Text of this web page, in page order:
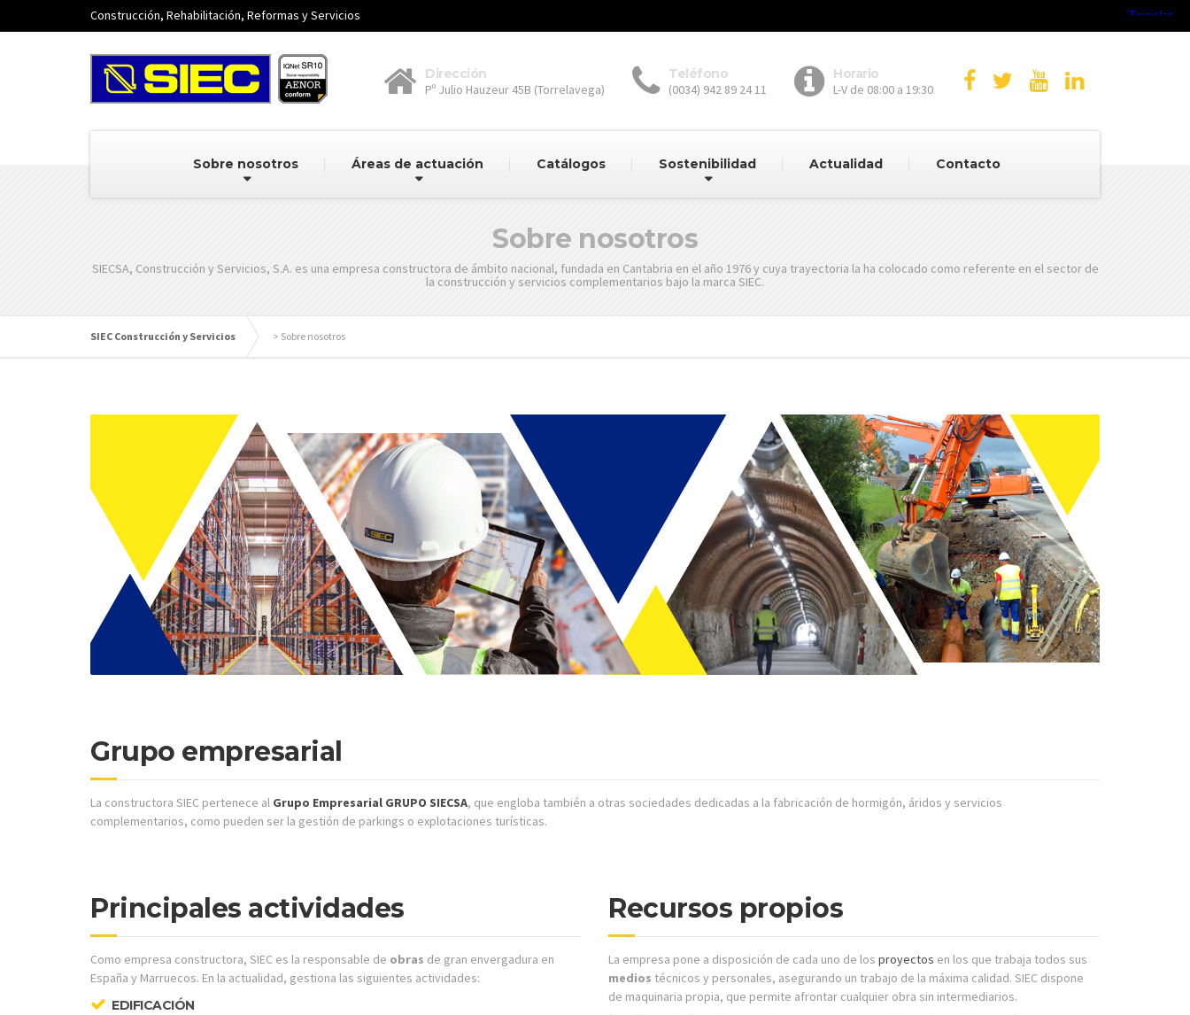
Construcción, Rehabilitación, Reformas y Servicios
Dirección
Pº Julio Hauzeur 45B (Torrelavega)
Teléfono
(0034) 942 89 24 11
Horario
L-V de 08:00 a 19:30
Sobre nosotros Áreas de actuación Catálogos Sostenibilidad Actualidad Contacto
Sobre nosotros
SIECSA, Construcción y Servicios, S.A. es una empresa constructora de ámbito nacional, fundada en Cantabria en el año 1976 y cuya trayectoria la ha colocado como referente en el sector de
la construcción y servicios complementarios bajo la marca SIEC.
SIEC Construcción y Servicios > Sobre nosotros
Grupo empresarial
La constructora SIEC pertenece al Grupo Empresarial GRUPO SIECSA, que engloba también a otras sociedades dedicadas a la fabricación de hormigón, áridos y servicios
complementarios, como pueden ser la gestión de parkings o explotaciones turísticas.
Principales actividades
Como empresa constructora, SIEC es la responsable de obras de gran envergadura en
España y Marruecos. En la actualidad, gestiona las siguientes actividades:
EDIFICACIÓN
Recursos propios
La empresa pone a disposición de cada uno de losproyectos en los que trabaja todos sus
medios técnicos y personales, asegurando un trabajo de la máxima calidad. SIEC dispone
de maquinaria propia, que permite afrontar cualquier obra sin intermediarios.